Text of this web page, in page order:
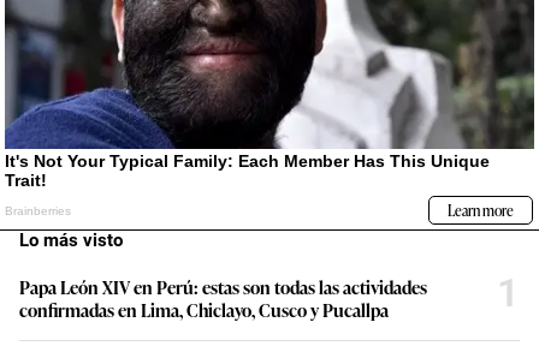
Lo más visto
Papa León XIV en Perú: estas son todas las actividades
confirmadas en Lima, Chiclayo, Cusco y Pucallpa
1